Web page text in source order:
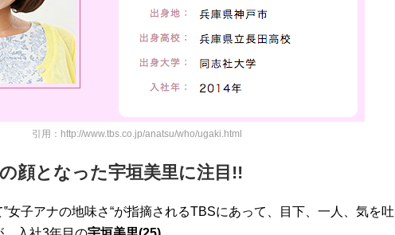
引用：http://www.tbs.co.jp/anatsu/who/ugaki.html
顔となった宇垣美里に注目!!
女子アナの地味さ“が指摘されるTBSにあって、目下、一人、気を吐